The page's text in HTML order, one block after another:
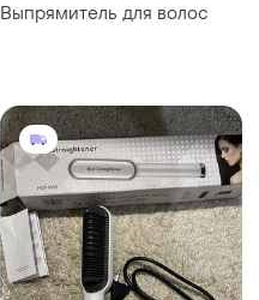
Выпрямитель для волос